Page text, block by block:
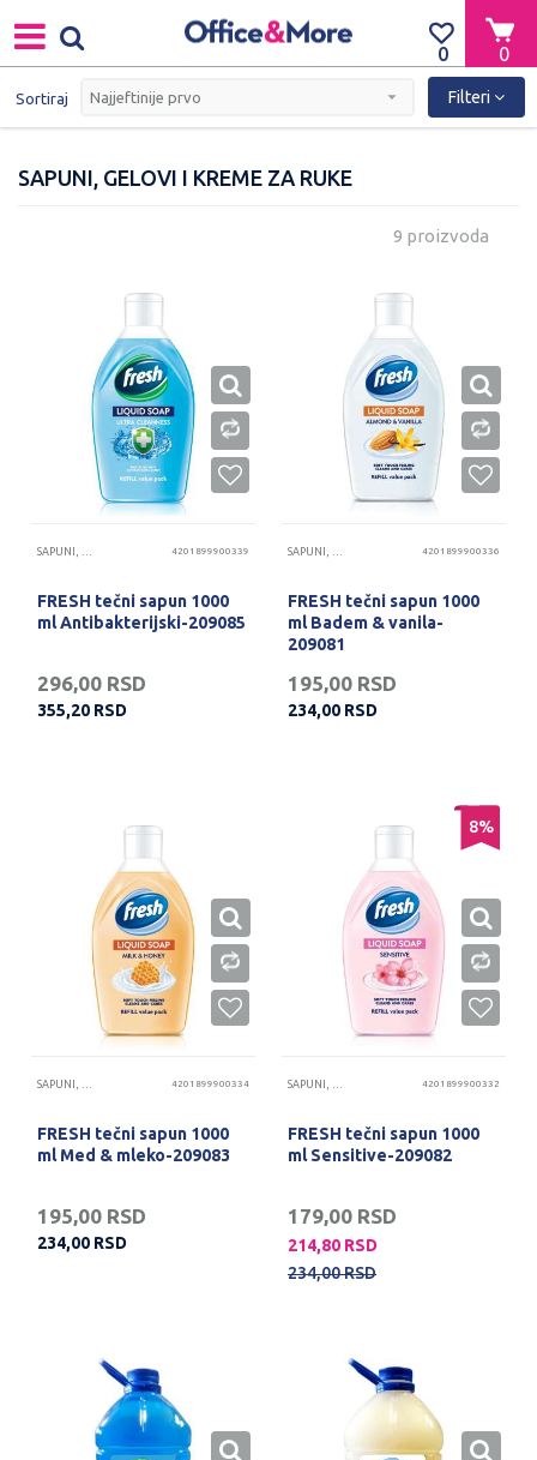
0
0
SAPUNI, GELOVI I KREME ZA RUKE
Sortiraj Filteri
9 proizvoda
SAPUNI, GELOVI I KREME ZA RUKE 4201899900339
FRESH tečni sapun 1000
ml Antibakterijski-209085
296,00 RSD
355,20 RSD
SAPUNI, GELOVI I KREME ZA RUKE 4201899900336
FRESH tečni sapun 1000
ml Badem & vanila-
209081
195,00 RSD
234,00 RSD
SAPUNI, GELOVI I KREME ZA RUKE 4201899900334
FRESH tečni sapun 1000
ml Med & mleko-209083
195,00 RSD
234,00 RSD
8%
SAPUNI, GELOVI I KREME ZA RUKE 4201899900332
FRESH tečni sapun 1000
ml Sensitive-209082
179,00 RSD
214,80 RSD
234,00RSD